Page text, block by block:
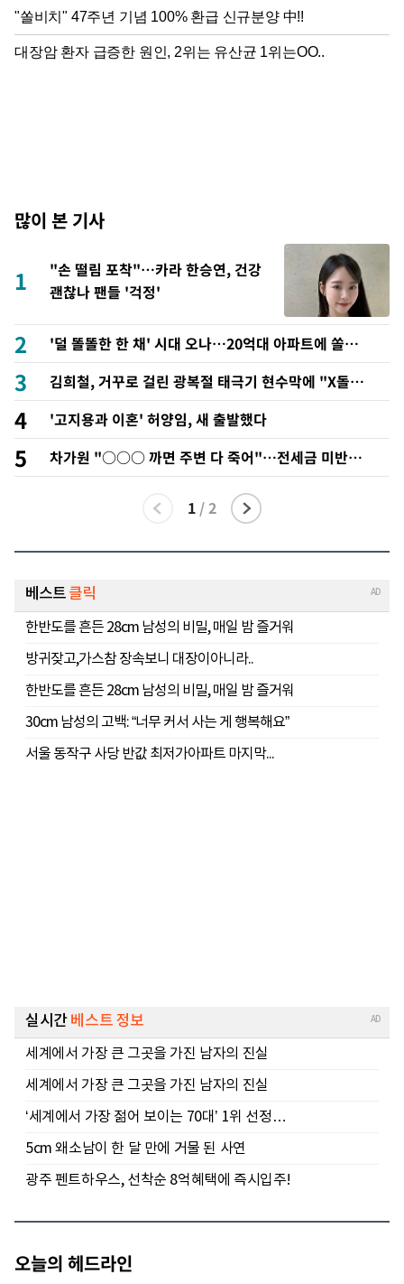
많이 본 기사
1
"손 떨림 포착"…카라 한승연, 건강
괜찮나 팬들 '걱정'
2
'덜 똘똘한 한 채' 시대 오나…20억대 아파트에 쏠리는
관심
3
김희철, 거꾸로 걸린 광복절 태극기 현수막에 "X돌았
네"
4 '고지용과 이혼' 허양임, 새 출발했다
5
차가원 "○○○ 까면 주변 다 죽어"…전세금 미반환
속 녹취 폭로 파장
1 /2
오늘의 헤드라인